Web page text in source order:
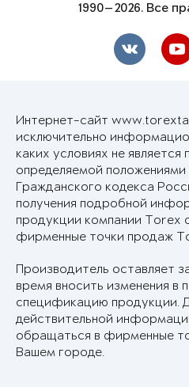
1990—2026. Все
Интернет-сайт
исключительно
каких условиях не
определяемой положениями
Гражданского кодекса
получения подробной
продукции компании Torex
фирменные точки продаж
Производитель оставляет
время вносить изменения в
спецификацию продукции.
действительной
обращаться в фирменные
Вашем городе.